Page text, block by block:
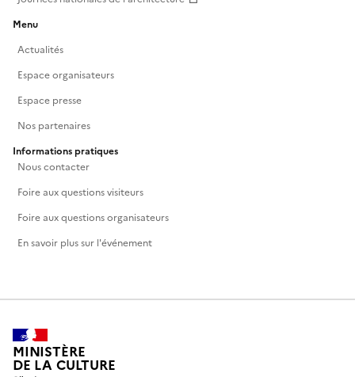
Menu
Actualités
Espace organisateurs
Espace presse
Nos partenaires
Informations pratiques
Nous contacter
Foire aux questions visiteurs
Foire aux questions organisateurs
En savoir plus sur l'événement
MINISTÈRE
DE LA CULTURE